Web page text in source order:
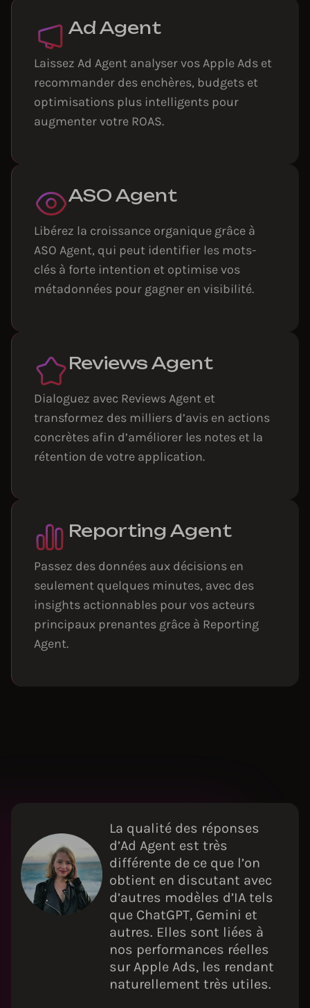
Ad Agent
Laissez Ad Agent analyser vos Apple Ads et
recommander des enchères, budgets et
optimisations plus intelligents pour
augmenter votre ROAS.
ASO Agent
Libérez la croissance organique grâce à
ASO Agent, qui peut identifier les mots-
clés à forte intention et optimise vos
métadonnées pour gagner en visibilité.
Reviews Agent
Dialoguez avec Reviews Agent et
transformez des milliers d’avis en actions
concrètes afin d’améliorer les notes et la
rétention de votre application.
Reporting Agent
Passez des données aux décisions en
seulement quelques minutes, avec des
insights actionnables pour vos acteurs
principaux prenantes grâce à Reporting
Agent.
La qualité des réponses
d’Ad Agent est très
différente de ce que l’on
obtient en discutant avec
d’autres modèles d’IA tels
que ChatGPT, Gemini et
autres. Elles sont liées à
nos performances réelles
sur Apple Ads, les rendant
naturellement très utiles.